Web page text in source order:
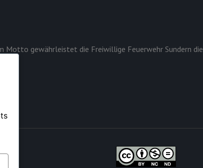
Motto gewährleistet die Freiwillige Feuerwehr Sundern die